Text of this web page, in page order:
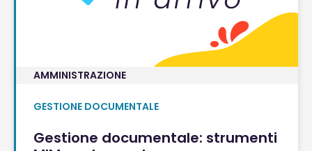
AMMINISTRAZIONE
GESTIONE DOCUMENTALE
Gestione documentale: strumenti